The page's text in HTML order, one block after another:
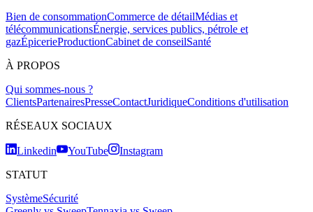
Bien de consommationCommerce de détailMédias et
télécommunicationsÉnergie, services publics, pétrole et
gazÉpicerieProductionCabinet de conseilSanté
À PROPOS
Qui sommes-nous ?
ClientsPartenairesPresseContactJuridiqueConditions d'utilisation
RÉSEAUX SOCIAUX
Linkedin YouTube
Instagram
STATUT
SystèmeSécurité